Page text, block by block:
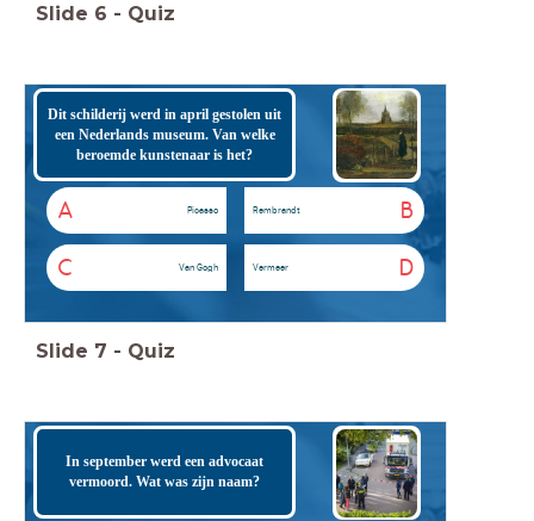
Slide 6 - Quiz
Dit schilderij werd in april gestolen uit
een Nederlands museum. Van welke
beroemde kunstenaar is het?
A Picasso B
Rembrandt
C Van Gogh D
Vermeer
Slide 7 - Quiz
In september werd een advocaat
vermoord. Wat was zijn naam?